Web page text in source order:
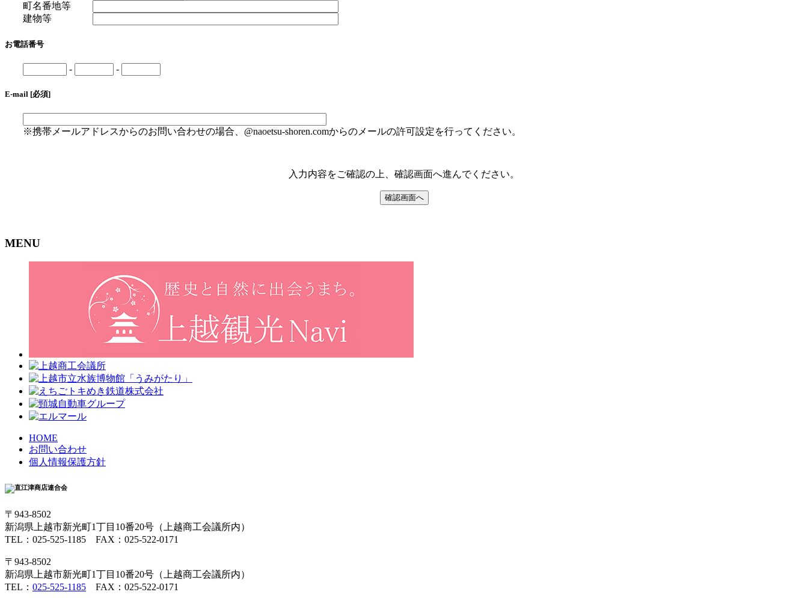
町名番地等
建物等
お電話番号
- -
E-mail [必須]
※携帯メールアドレスからのお問い合わせの場合、@naoetsu-shoren.comからのメールの許可設定を行ってください。
入力内容をご確認の上、確認画面へ進んでください。
MENU
HOME
お問い合わせ
個人情報保護方針
〒943-8502
新潟県上越市新光町1丁目10番20号（上越商工会議所内）
TEL：025-525-1185 FAX：025-522-0171
〒943-8502
新潟県上越市新光町1丁目10番20号（上越商工会議所内）
TEL： 025-525-1185 FAX：025-522-0171